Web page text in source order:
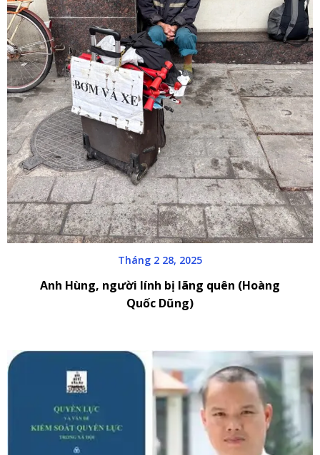
Tháng 2 28, 2025
Anh Hùng, người lính bị lãng quên (Hoàng
Quốc Dũng)